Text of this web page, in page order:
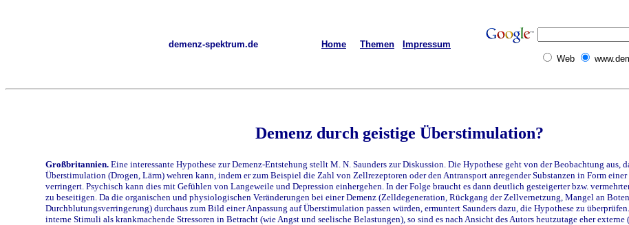
demenz-spektrum.de Home Themen
Impressum
Web
Demenz durch geistige Überstimulation?
Großbritannien.Eine interessante Hypothese zur Demenz-Entstehung stellt M. N. Saunders zur Diskussion. Die Hypothese geht von der Beobachtung aus,
Überstimulation (Drogen, Lärm) wehren kann, indem er zum Beispiel die Zahl von Zellrezeptoren oder den Antransport anregender Substanzen in Form
verringert. Psychisch kann dies mit Gefühlen von Langeweile und Depression einhergehen. In der Folge braucht es dann deutlich gesteigerter bzw.
zu beseitigen. Da die organischen und physiologischen Veränderungen bei einer Demenz (Zelldegeneration, Rückgang der Zellvernetzung, Mangel an
Durchblutungsverringerung) durchaus zum Bild einer Anpassung auf Überstimulation passen würden, ermuntert Saunders dazu, die Hypothese zu
interne Stimuli als krankmachende Stressoren in Betracht (wie Angst und seelische Belastungen), so sind es nach Ansicht des Autors heutzutage eher externe